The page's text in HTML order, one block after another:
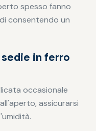
spesso fanno
consentendo un
in ferro
occasionale
assicurarsi